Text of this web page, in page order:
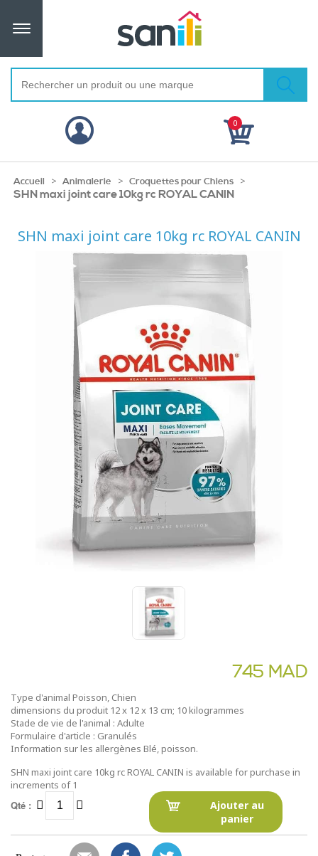
0
Accueil > Animalerie > Croquettes pour Chiens >
SHN maxi joint care 10kg rc ROYAL CANIN
SHN maxi joint care 10kg rc ROYAL CANIN
745 MAD
Type d'animal Poisson, Chien
dimensions du produit 12 x 12 x 13 cm; 10 kilogrammes
Stade de vie de l'animal : Adulte
Formulaire d'article : Granulés
Information sur les allergènes Blé, poisson.
SHN maxi joint care 10kg rc ROYAL CANIN is available for purchase in
increments of 1
Qté :
Ajouter au
panier